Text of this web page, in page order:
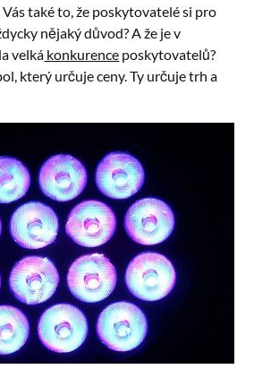
také to, že poskytovatelé si pro
nějaký důvod? A že je v
velká konkurence poskytovatelů?
který určuje ceny. Ty určuje trh a